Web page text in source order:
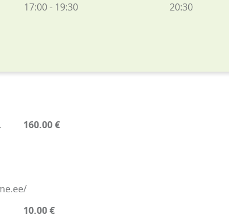
17:00 - 19:30 20:30
160.00 €
10.00 €